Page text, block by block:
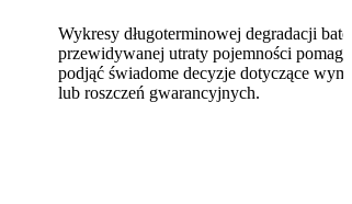
Wykresy długoterminowej degradacji
przewidywanej utraty pojemności
podjąć świadome decyzje dotyczące
lub roszczeń gwarancyjnych.